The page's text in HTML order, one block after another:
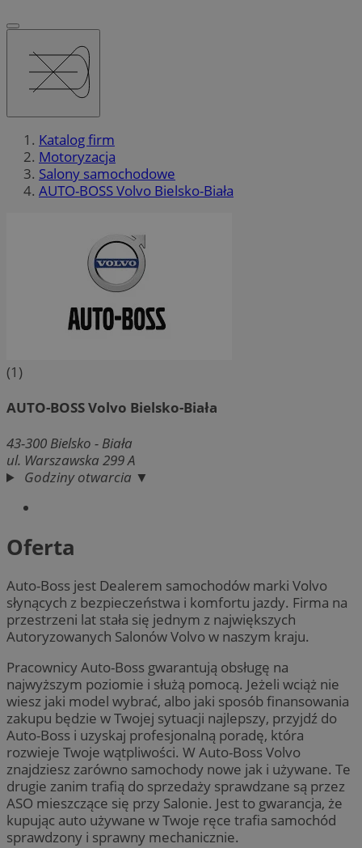
Katalog firm
Motoryzacja
Salony samochodowe
AUTO-BOSS Volvo Bielsko-Biała
(1)
AUTO-BOSS Volvo Bielsko-Biała
43-300 Bielsko - Biała
ul. Warszawska 299 A
Godziny otwarcia ▼
Oferta
Auto-Boss jest Dealerem samochodów marki Volvo
słynących z bezpieczeństwa i komfortu jazdy. Firma na
przestrzeni lat stała się jednym z największych
Autoryzowanych Salonów Volvo w naszym kraju.
Pracownicy Auto-Boss gwarantują obsługę na
najwyższym poziomie i służą pomocą. Jeżeli wciąż nie
wiesz jaki model wybrać, albo jaki sposób finansowania
zakupu będzie w Twojej sytuacji najlepszy, przyjdź do
Auto-Boss i uzyskaj profesjonalną poradę, która
rozwieje Twoje wątpliwości. W Auto-Boss Volvo
znajdziesz zarówno samochody nowe jak i używane. Te
drugie zanim trafią do sprzedaży sprawdzane są przez
ASO mieszczące się przy Salonie. Jest to gwarancja, że
kupując auto używane w Twoje ręce trafia samochód
sprawdzony i sprawny mechanicznie.